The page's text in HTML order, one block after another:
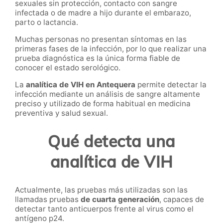
sexuales sin protección, contacto con sangre
infectada o de madre a hijo durante el embarazo,
parto o lactancia.
Muchas personas no presentan síntomas en las
primeras fases de la infección, por lo que realizar una
prueba diagnóstica es la única forma fiable de
conocer el estado serológico.
La analítica de VIH en Antequera permite detectar la
infección mediante un análisis de sangre altamente
preciso y utilizado de forma habitual en medicina
preventiva y salud sexual.
Qué detecta una
analítica de VIH
Actualmente, las pruebas más utilizadas son las
llamadas pruebas de cuarta generación, capaces de
detectar tanto anticuerpos frente al virus como el
antígeno p24.